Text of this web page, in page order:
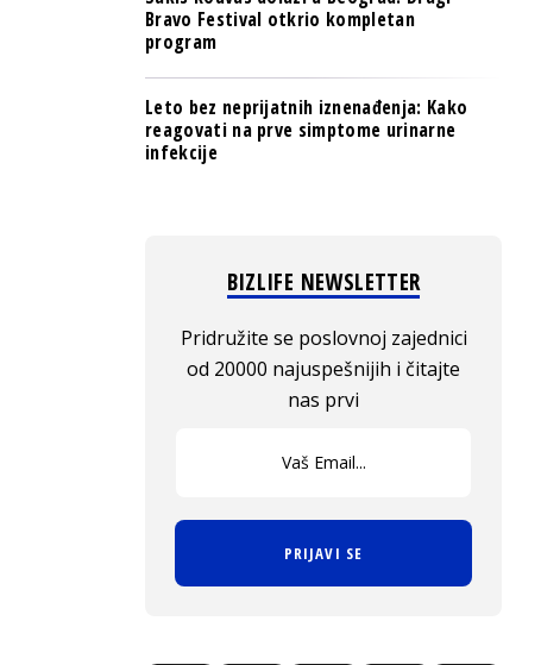
Bravo Festival otkrio kompletan
program
Leto bez neprijatnih iznenađenja: Kako
reagovati na prve simptome urinarne
infekcije
BIZLIFE NEWSLETTER
Pridružite se poslovnoj zajednici
od 20000 najuspešnijih i čitajte
nas prvi
PRIJAVI SE